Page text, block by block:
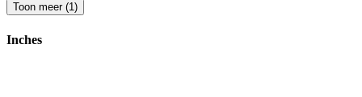
Toon meer (1)
Inches